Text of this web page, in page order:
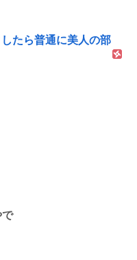
たら普通に美人の部
で